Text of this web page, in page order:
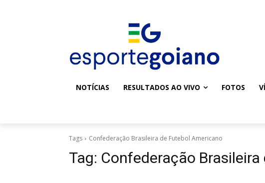
NOTÍCIAS RESULTADOS AO VIVO FOTOS
Tags Confederação Brasileira de Futebol Americano
Tag: Confederação